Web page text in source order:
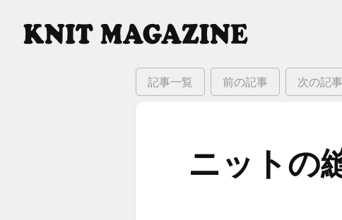
記事一覧 前の記事 次の記事
ニットの​